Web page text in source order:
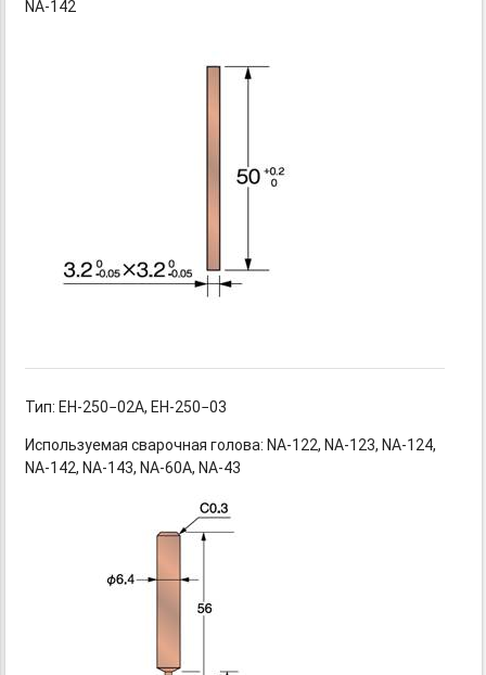
NA-142
Тип: EH-250−02A, EH-250−03
Используемая сварочнаяголова: NA-122, NA-123, NA-124,
NA-142, NA-143, NA-60A, NA-43